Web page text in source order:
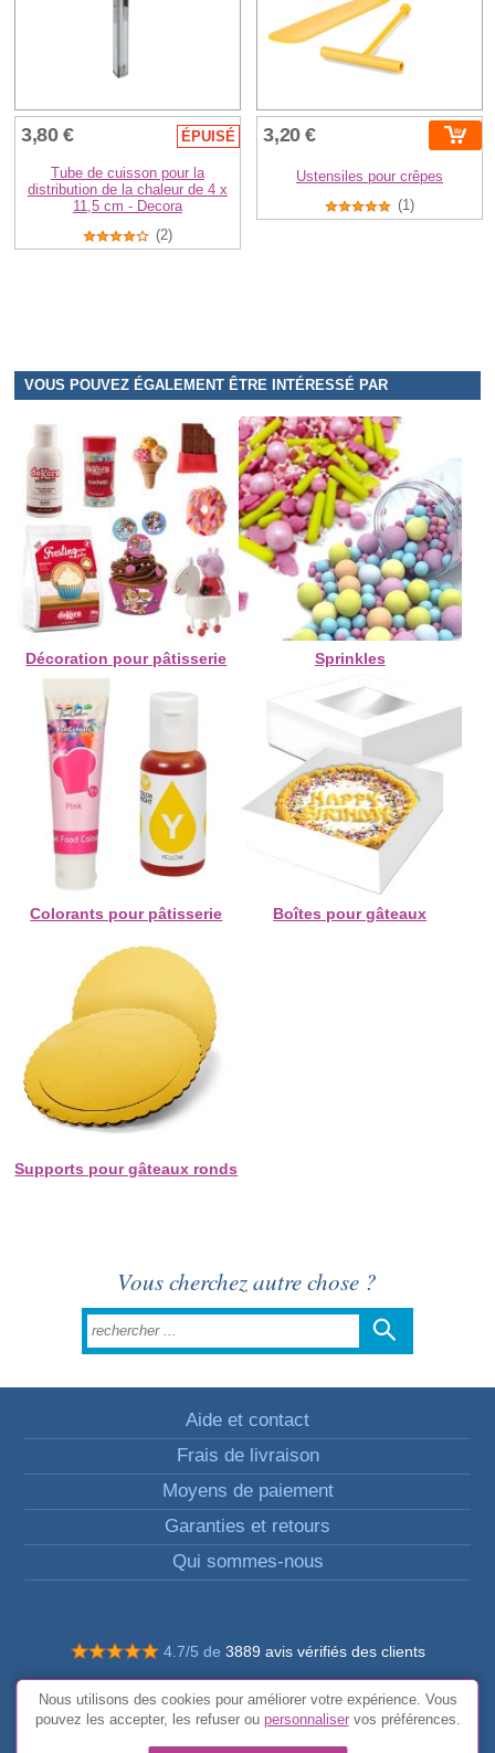
3,80 € ÉPUISÉ
Tube de cuisson pour la
distribution de la chaleur de 4 x
11,5 cm - Decora
(2)
3,20 €
Ustensiles pour crêpes
(1)
VOUS POUVEZ ÉGALEMENT ÊTRE INTÉRESSÉ PAR
Décoration pour pâtisserie Sprinkles
Colorants pour pâtisserie Boîtes pour gâteaux
Supports pour gâteaux ronds
Vous cherchez autre chose ?
Aide et contact
Frais de livraison
Moyens de paiement
Garanties et retours
Qui sommes-nous
4.7/5 de 3889 avis vérifiés des clients
© Tous droits réservés FunToCome
Conditions générales
Nous utilisons des cookies pour améliorer votre expérience. Vous
pouvez les accepter, les refuser ou personnaliservos préférences.